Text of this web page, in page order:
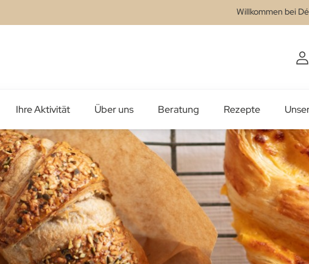
Willkommen bei
Ihre Aktivität Über uns Beratung Rezepte